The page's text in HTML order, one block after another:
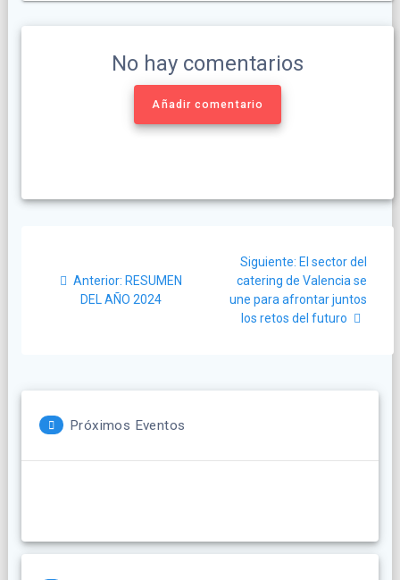
No hay comentarios
Añadir comentario
Anterior: Post
anterior:
RESUMEN
DEL AÑO 2024
Siguiente: Siguiente
post:
El sector del
catering de Valencia se
une para afrontar juntos
los retos del futuro
Próximos Eventos